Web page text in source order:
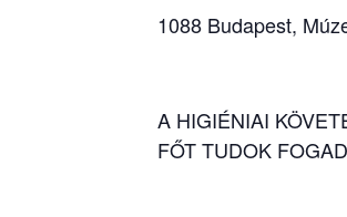
1088 Budapest,
A HIGIÉNIAI
FŐT TUDOK